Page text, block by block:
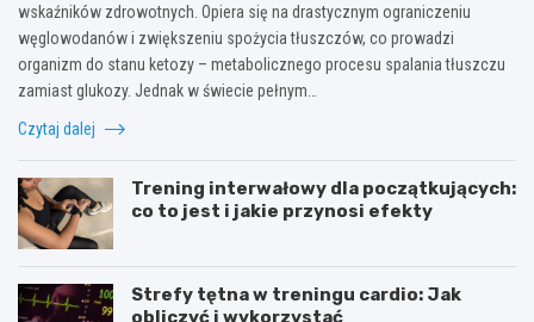
wskaźników zdrowotnych. Opiera się na drastycznym ograniczeniu
węglowodanów i zwiększeniu spożycia tłuszczów, co prowadzi
organizm do stanu ketozy – metabolicznego procesu spalania tłuszczu
zamiast glukozy. Jednak w świecie pełnym…
Czytaj dalej
Trening interwałowy dla początkujących:
co to jest i jakie przynosi efekty
Strefy tętna w treningu cardio: Jak
obliczyć i wykorzystać